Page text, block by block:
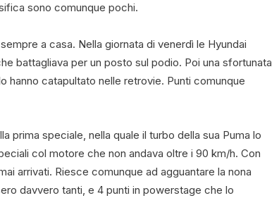
sono comunque pochi.
a casa. Nella giornata di venerdì le Hyundai
battagliava per un posto sul podio. Poi una sfortunata
hanno catapultato nelle retrovie. Punti comunque
prima speciale, nella quale il turbo della sua Puma lo
col motore che non andava oltre i 90 km/h. Con
arrivati. Riesce comunque ad agguantare la nona
davvero tanti, e 4 punti in powerstage che lo